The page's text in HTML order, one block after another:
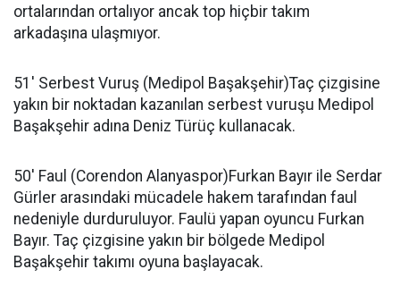
ortalarından ortalıyor ancak top hiçbir takım
arkadaşına ulaşmıyor.
51' Serbest Vuruş (Medipol Başakşehir)Taç çizgisine
yakın bir noktadan kazanılan serbest vuruşu Medipol
Başakşehir adına Deniz Türüç kullanacak.
50' Faul (Corendon Alanyaspor)Furkan Bayır ile Serdar
Gürler arasındaki mücadele hakem tarafından faul
nedeniyle durduruluyor. Faulü yapan oyuncu Furkan
Bayır. Taç çizgisine yakın bir bölgede Medipol
Başakşehir takımı oyuna başlayacak.